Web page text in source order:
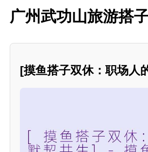
广州武功山旅游搭
[摸鱼搭子双休：职场人